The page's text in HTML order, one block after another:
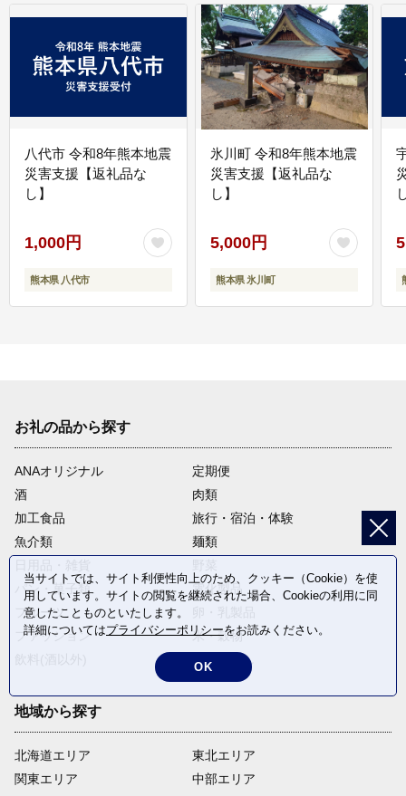
八代市 令和8年熊本地震
災害支援【返礼品な
し】
1,000円
熊本県 八代市
氷川町 令和8年熊本地震
災害支援【返礼品な
し】
5,000円
熊本県 氷川町
お礼の品から探す
ANAオリジナル
定期便
酒
肉類
加工食品
旅行・宿泊・体験
魚介類
麺類
パン・菓子類
電化製品
フルーツ
ファッション
米・穀物
返礼品なし
地域から探す
北海道エリア
関東エリア
東北エリア
中部エリア
当サイトでは、サイト利便性向上のため、クッキー（Cookie）を使
用しています。サイトの閲覧を継続された場合、Cookieの利用に同
意したことものといたします。
詳細についてはプライバシーポリシーをお読みください。
OK